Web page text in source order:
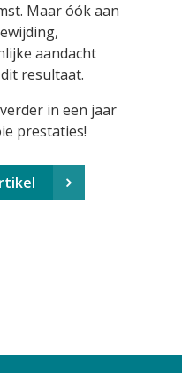
Maar óók aan
aandacht
resultaat.
in een jaar
prestaties!